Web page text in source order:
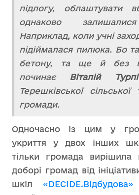
підлогу, облаштувати
однаково
Наприклад, коли учні
підіймалася пилюка. Бо
бетону, та ще й без
починає Віталій
Терешківської сільської
громади.
Одночасно із цим у
укриття у двох інших
тільки громада вирішила
доборі громад від
шкіл «DECIDE.Відбудова»